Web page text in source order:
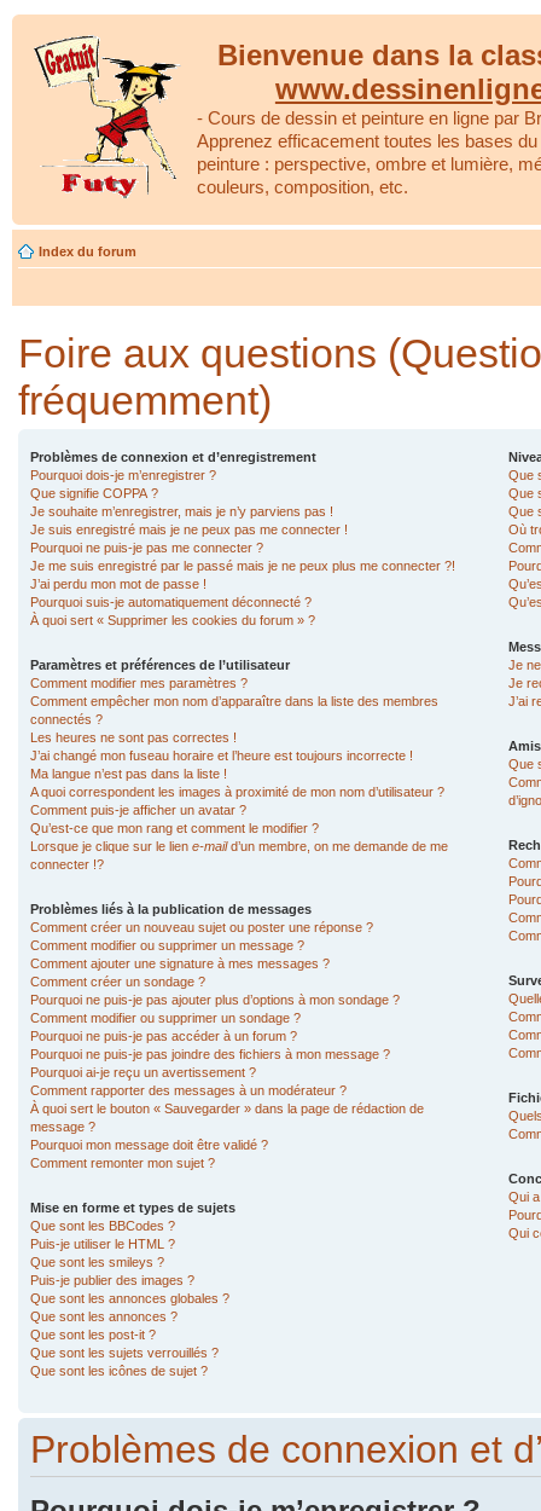
Bienvenue dans la
- Cours de dessin et peinture en ligne par
Apprenez efficacement toutes les bases
peinture : perspective, ombre et lumière,
couleurs, composition, etc.
Index du forum
Foire aux questions
fréquemment)
Problèmes de connexion et d’enregistrement
Pourquoi dois-je m’enregistrer ?
Que signifie COPPA ?
Je souhaite m’enregistrer, mais je n’y parviens pas !
Je suis enregistré mais je ne peux pas me connecter !
Pourquoi ne puis-je pas me connecter ?
Je me suis enregistré par le passé mais je ne peux plus me connecter ?!
J’ai perdu mon mot de passe !
Pourquoi suis-je automatiquement déconnecté ?
À quoi sert « Supprimer les cookies du forum » ?
Paramètres et préférences de l’utilisateur
Comment modifier mes paramètres ?
Comment empêcher mon nom d’apparaître dans la liste des membres
connectés ?
Les heures ne sont pas correctes !
J’ai changé mon fuseau horaire et l’heure est toujours incorrecte !
Ma langue n’est pas dans la liste !
A quoi correspondent les images à proximité de mon nom d’utilisateur ?
Comment puis-je afficher un avatar ?
Qu’est-ce que mon rang et comment le modifier ?
Lorsque je clique sur le lien e-maild’un membre, on me demande de me
connecter !?
Problèmes liés à la publication de messages
Comment créer un nouveau sujet ou poster une réponse ?
Comment modifier ou supprimer un message ?
Comment ajouter une signature à mes messages ?
Comment créer un sondage ?
Pourquoi ne puis-je pas ajouter plus d’options à mon sondage ?
Comment modifier ou supprimer un sondage ?
Pourquoi ne puis-je pas accéder à un forum ?
Pourquoi ne puis-je pas joindre des fichiers à mon message ?
Pourquoi ai-je reçu un avertissement ?
Comment rapporter des messages à un modérateur ?
À quoi sert le bouton « Sauvegarder » dans la page de rédaction de
message ?
Pourquoi mon message doit être validé ?
Comment remonter mon sujet ?
Mise en forme et types de sujets
Que sont les BBCodes ?
Puis-je utiliser le HTML ?
Que sont les smileys ?
Puis-je publier des images ?
Que sont les annonces globales ?
Que sont les annonces ?
Que sont les post-it ?
Que sont les sujets verrouillés ?
Que sont les icônes de sujet ?
Que
Que
Que
Où
Je
Je
J’ai
Que
Qui
Qui
Problèmes de connexion et